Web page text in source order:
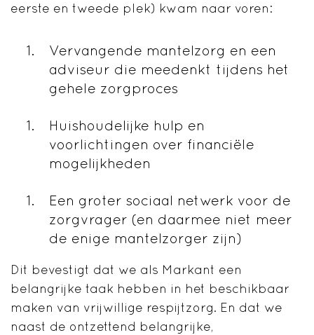
eerste en tweede plek) kwam naar voren:
Vervangende mantelzorg en een
adviseur die meedenkt tijdens het
gehele zorgproces
Huishoudelijke hulp en
voorlichtingen over financiële
mogelijkheden
Een groter sociaal netwerk voor de
zorgvrager (en daarmee niet meer
de enige mantelzorger zijn)
Dit bevestigt dat we als Markant een
belangrijke taak hebben in het beschikbaar
maken van vrijwillige respijtzorg. En dat we
naast de ontzettend belangrijke,